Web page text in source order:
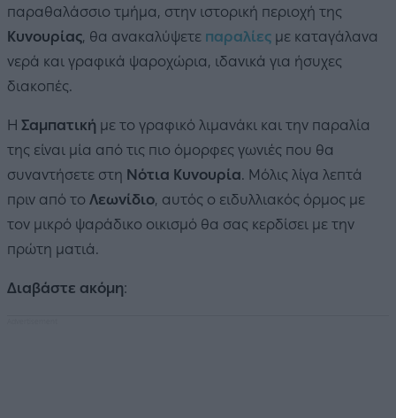
παραθαλάσσιο τμήμα, στην ιστορική περιοχή της
Κυνουρίας, θα ανακαλύψετε παραλίες με καταγάλανα
νερά και γραφικά ψαροχώρια, ιδανικά για ήσυχες
διακοπές.
Η Σαμπατική με το γραφικό λιμανάκι και την παραλία
της είναι μία από τις πιο όμορφες γωνιές που θα
συναντήσετε στη Νότια Κυνουρία. Μόλις λίγα λεπτά
πριν από το Λεωνίδιο, αυτός ο ειδυλλιακός όρμος με
τον μικρό ψαράδικο οικισμό θα σας κερδίσει με την
πρώτη ματιά.
Διαβάστε ακόμη: